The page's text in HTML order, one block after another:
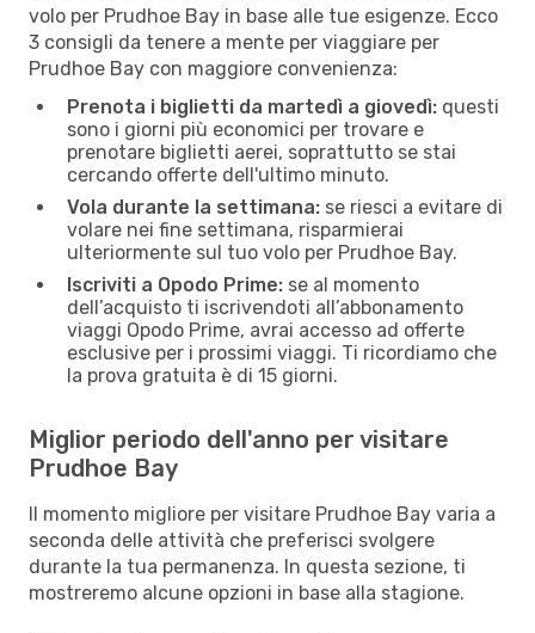
volo per Prudhoe Bay in base alle tue esigenze. Ecco
3 consigli da tenere a mente per viaggiare per
Prudhoe Bay con maggiore convenienza:
Prenota i biglietti da martedì a giovedì: questi
sono i giorni più economici per trovare e
prenotare biglietti aerei, soprattutto se stai
cercando offerte dell'ultimo minuto.
Vola durante la settimana: se riesci a evitare di
volare nei fine settimana, risparmierai
ulteriormente sul tuo volo per Prudhoe Bay.
Iscriviti a Opodo Prime: se al momento
dell’acquisto ti iscrivendoti all’abbonamento
viaggi Opodo Prime, avrai accesso ad offerte
esclusive per i prossimi viaggi. Ti ricordiamo che
la prova gratuita è di 15 giorni.
Miglior periodo dell'anno per visitare
Prudhoe Bay
Il momento migliore per visitare Prudhoe Bay varia a
seconda delle attività che preferisci svolgere
durante la tua permanenza. In questa sezione, ti
mostreremo alcune opzioni in base alla stagione.